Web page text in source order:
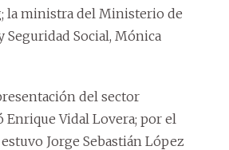
la ministra del Ministerio de
Seguridad Social, Mónica
del sector
Enrique Vidal Lovera; por el
Jorge Sebastián López